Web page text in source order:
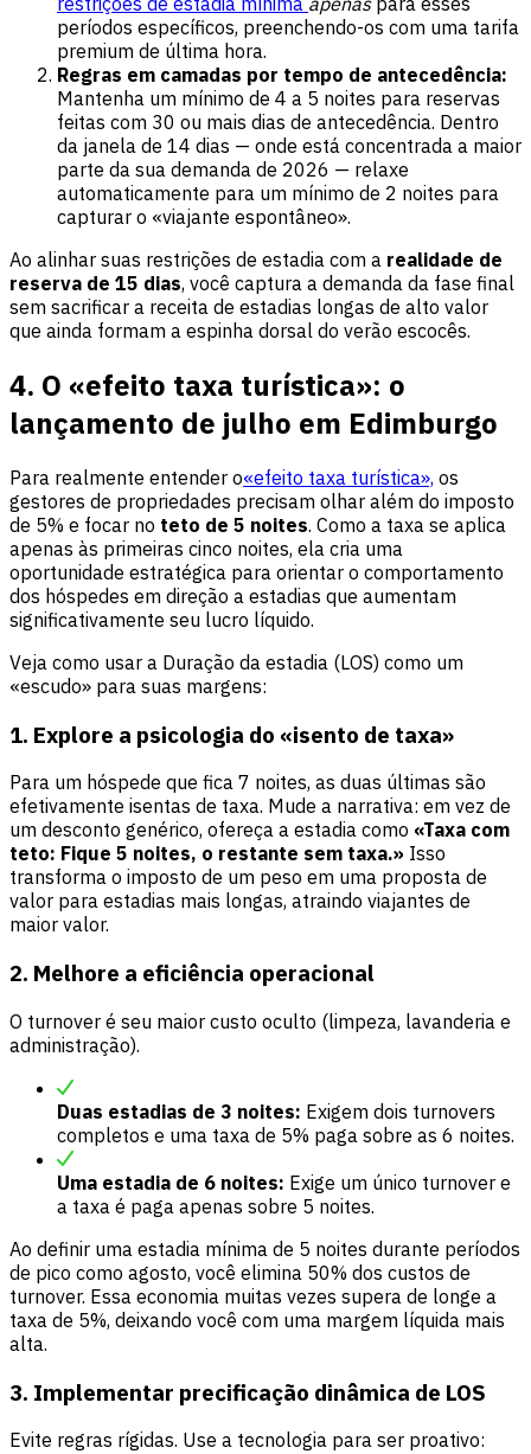
períodos específicos, preenchendo-os com uma tarifa
premium de última hora.
Regras em camadas por tempo de antecedência:
Mantenha um mínimo de 4 a 5 noites para reservas
feitas com 30 ou mais dias de antecedência. Dentro
da janela de 14 dias — onde está concentrada a maior
parte da sua demanda de 2026 — relaxe
automaticamente para um mínimo de 2 noites para
capturar o «viajante espontâneo».
Ao alinhar suas restrições de estadia com a realidade de
reserva de 15 dias, você captura a demanda da fase final
sem sacrificar a receita de estadias longas de alto valor
que ainda formam a espinha dorsal do verão escocês.
4. O «efeito taxa turística»: o
lançamento de julho em Edimburgo
Para realmente entender o«efeito taxa turística», os
gestores de propriedades precisam olhar além do imposto
de 5% e focar no teto de 5 noites. Como a taxa se aplica
apenas às primeiras cinco noites, ela cria uma
oportunidade estratégica para orientar o comportamento
dos hóspedes em direção a estadias que aumentam
significativamente seu lucro líquido.
Veja como usar a Duração da estadia (LOS) como um
«escudo» para suas margens:
1. Explore a psicologia do «isento de taxa»
Para um hóspede que fica 7 noites, as duas últimas são
efetivamente isentas de taxa. Mude a narrativa: em vez de
um desconto genérico, ofereça a estadia como «Taxa com
teto: Fique 5 noites, o restante sem taxa.» Isso
transforma o imposto de um peso em uma proposta de
valor para estadias mais longas, atraindo viajantes de
maior valor.
2. Melhore a eficiência operacional
O turnover é seu maior custo oculto (limpeza, lavanderia e
administração).
Duas estadias de 3 noites: Exigem dois turnovers
completos e uma taxa de 5% paga sobre as 6 noites.
Uma estadia de 6 noites: Exige um único turnover e
a taxa é paga apenas sobre 5 noites.
Ao definir uma estadia mínima de 5 noites durante períodos
de pico como agosto, você elimina 50% dos custos de
turnover. Essa economia muitas vezes supera de longe a
taxa de 5%, deixando você com uma margem líquida mais
alta.
3. Implementar precificação dinâmica de LOS
Evite regras rígidas. Use a tecnologia para ser proativo: